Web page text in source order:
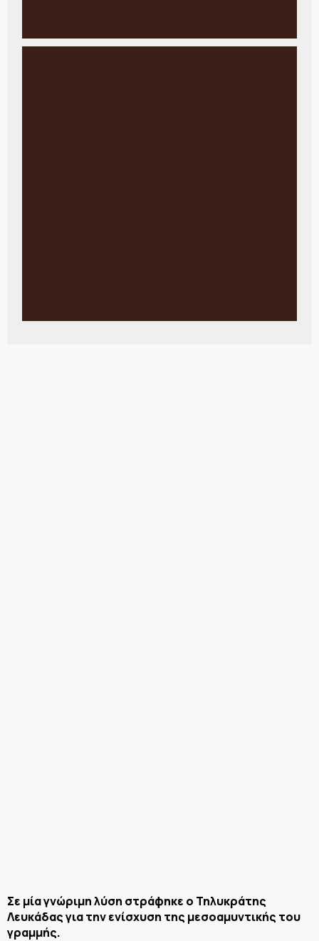
Σε μία γνώριμη λύση στράφηκε ο Τηλυκράτης
Λευκάδας για την ενίσχυση της μεσοαμυντικής του
γραμμής.